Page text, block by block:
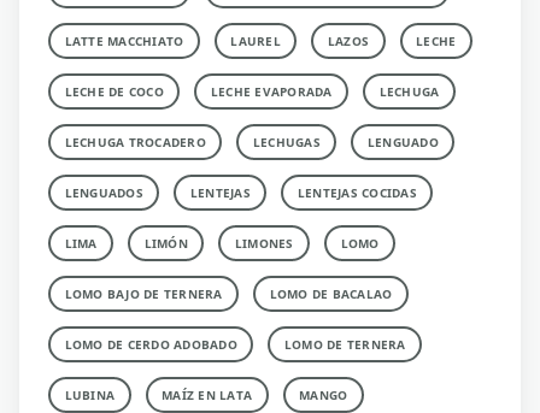
LATTE MACCHIATO LAUREL LAZOS LECHE
LECHE DE COCO LECHE EVAPORADA LECHUGA
LECHUGA TROCADERO LECHUGAS LENGUADO
LENGUADOS LENTEJAS LENTEJAS COCIDAS
LIMA LIMÓN LIMONES LOMO
LOMO BAJO DE TERNERA LOMO DE BACALAO
LOMO DE CERDO ADOBADO LOMO DE TERNERA
LUBINA MAÍZ EN LATA MANGO